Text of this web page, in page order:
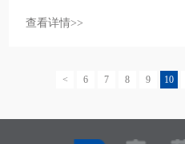
查看详情>>
< 6 7 8 9 10